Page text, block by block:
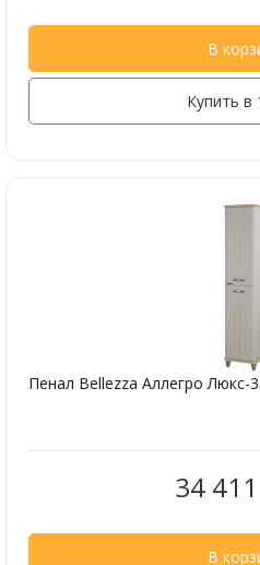
В
Купить в
Пенал Bellezza Аллегро
34
В